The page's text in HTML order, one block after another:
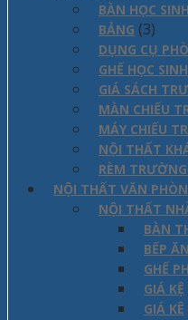
BÀN HỌC SINH
BẢNG (3)
DỤNG CỤ
GHẾ HỌC SINH
GIÁ SÁCH
MÀN CHIẾU
MÁY CHIẾU
NỘI THẤT
RÈM
NỘI THẤT VĂN
NỘI THẤT
BÀN
BẾP
GHẾ
GIÁ KỆ
GIÁ KÊ